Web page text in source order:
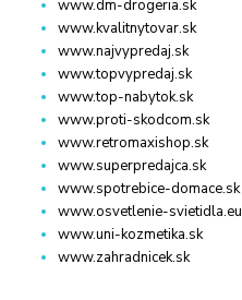
www.dm-drogeria.sk
www.kvalitnytovar.sk
www.najvypredaj.sk
www.topvypredaj.sk
www.top-nabytok.sk
www.proti-skodcom.sk
www.retromaxishop.sk
www.superpredajca.sk
www.spotrebice-domace.sk
www.osvetlenie-svietidla.eu
www.uni-kozmetika.sk
www.zahradnicek.sk